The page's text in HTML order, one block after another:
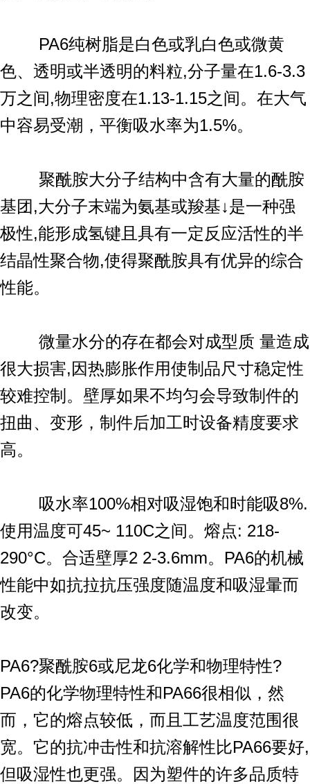
PA6纯树脂是白色或乳白色或微黄
色、透明或半透明的料粒,分子量在1.6-3.3
万之间,物理密度在1.13-1.15之间。在大气
中容易受潮，平衡吸水率为1.5%。
聚酰胺大分子结构中含有大量的酰胺
基团,大分子末端为氨基或羧基↓是一种强
极性,能形成氢键且具有一定反应活性的半
结晶性聚合物,使得聚酰胺具有优异的综合
性能。
微量水分的存在都会对成型质 量造成
很大损害,因热膨胀作用使制品尺寸稳定性
较难控制。壁厚如果不均匀会导致制件的
扭曲、变形，制件后加工时设备精度要求
高。
吸水率100%相对吸湿饱和时能吸8%.
使用温度可45~ 110C之间。熔点: 218-
290°C。合适壁厚2 2-3.6mm。PA6的机械
性能中如抗拉抗压强度随温度和吸湿暈而
改变。
PA6?聚酰胺6或尼龙6化学和物理特性?
PA6的化学物理特性和PA66很相似，然
而，它的熔点较低，而且工艺温度范围很
宽。它的抗冲击性和抗溶解性比PA66要好,
但吸湿性也更强。因为塑件的许多品质特